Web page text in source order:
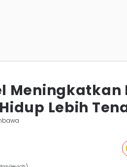
Meningkatkan
Lebih